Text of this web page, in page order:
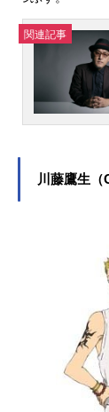
関連記事
川藤鷹生（